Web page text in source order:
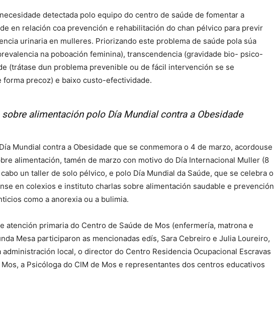
detectada polo equipo do centro de saúde de fomentar a
en relación coa prevención e rehabilitación do chan pélvico para previr
urinaria en mulleres. Priorizando este problema de saúde pola súa
na poboación feminina), transcendencia (gravidade bio- psico-
(trátase dun problema prevenible ou de fácil intervención se se
forma precoz) e baixo custo-efectividade.
sobre alimentación polo Día Mundial contra a Obesidade
Mundial contra a Obesidade que se conmemora o 4 de marzo, acordouse
alimentación, tamén de marzo con motivo do Día Internacional Muller (8
un taller de solo pélvico, e polo Día Mundial da Saúde, que se celebra o
en colexios e instituto charlas sobre alimentación saudable e prevención
como a anorexia ou a bulimia.
atención primaria do Centro de Saúde de Mos (enfermería, matrona e
Mesa participaron as mencionadas edís, Sara Cebreiro e Julia Loureiro,
local, o director do Centro Residencia Ocupacional Escravas
a Psicóloga do CIM de Mos e representantes dos centros educativos